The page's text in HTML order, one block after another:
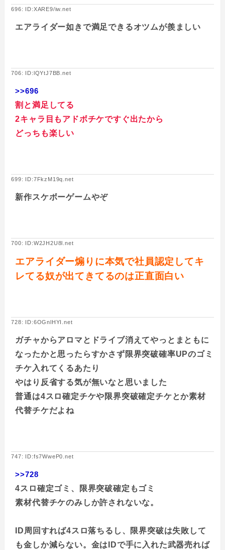
696: ID:XARE9/iw.net
エアライダー如きで満足できるオツムが羨ましい
706: ID:lQYtJ7BB.net
>>696
割と満足してる
2キャラ目もアドボチケですぐ出たから
どっちも楽しい
699: ID:7FkzM19q.net
新作スケボーゲームやぞ
700: ID:W2JH2U8l.net
エアライダー煽りに本気で社員認定してキ
レてる奴が出てきてるのは正直面白い
728: ID:6OGnlHYI.net
ガチャからアロマとドライブ消えてやっとまともに
なったかと思ったらすかさず限界突破確率UPのゴミ
チケ入れてくるあたり
やはり反省する気が無いなと思いました
普通は4スロ確定チケや限界突破確定チケとか素材
代替チケだよね
747: ID:fs7WweP0.net
>>728
4スロ確定ゴミ、限界突破確定もゴミ
素材代替チケのみしか許されないな。
ID周回すれば4スロ落ちるし、限界突破は失敗して
も金しか減らない。金はIDで手に入れた武器売れば